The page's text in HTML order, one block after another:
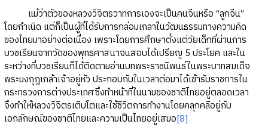
แม้ว่าตัวของหลวงวิจิตรวาทการเองจะเป็นคนจีนหรือ “ลูกจีน”
โดยกำเนิด แต่ก็เป็นผู้ที่ได้รับการกล่อมเกลาในวัฒนธรรมทางความคิด
ของไทยมาอย่างต่อเนื่อง เพราะโดยการศึกษาตั้งแต่วัยเด็กที่ผ่านการ
บวชเรียนจากวัดของพุทธศาสนาจนสอบได้เปรียญ 5 ประโยค และใน
ระหว่างที่บวชเรียนก็ได้ติดตามอ่านบทพระราชนิพนธ์ในพระบาทสมเด็จ
พระมงกุฎเกล้าเจ้าอยู่หัว ประกอบกับในเวลาต่อมาได้เข้ารับราชการใน
กระทรวงการต่างประเทศซึ่งทำหน้าที่ในนามของชาติไทยอยู่ตลอดเวลา
จึงทำให้หลวงวิจิตรเติบโตและใช้ชีวิตการทำงานโดยคลุกคลีอยู่กับ
เอกลักษณ์ของชาติไทยและความเป็นไทยอยู่เสมอ[8]